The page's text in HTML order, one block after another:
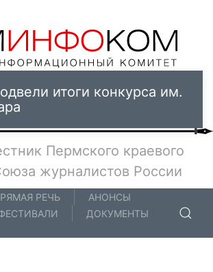
итоги конкурса им.
Пермского краевого
журналистов России
РЕЧЬ
АНОНСЫ
ДОКУМЕНТЫ